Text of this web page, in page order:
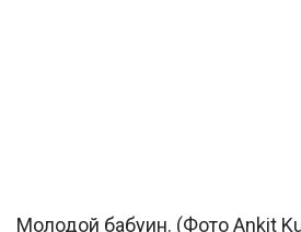
Молодой бабуин. (Фото Ankit